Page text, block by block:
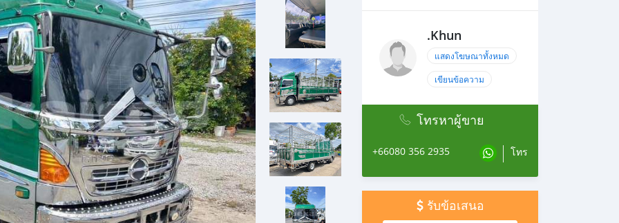
.Khun
แสดงโฆษณาทั้งหมด
เขียนข้อความ
โทรหาผู้ขาย
+66080 356 2935 โทร
รับข้อเสนอ